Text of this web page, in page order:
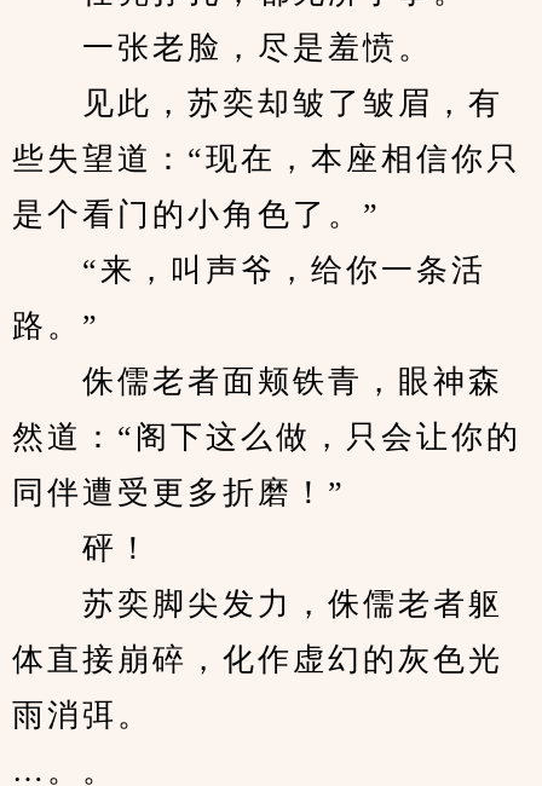
一张老脸，尽是羞愤。
见此，苏奕却皱了皱眉，有
些失望道：“现在，本座相信你只
是个看门的小角色了。”
“来，叫声爷，给你一条活
路。”
侏儒老者面颊铁青，眼神森
然道：“阁下这么做，只会让你的
同伴遭受更多折磨！”
砰！
苏奕脚尖发力，侏儒老者躯
体直接崩碎，化作虚幻的灰色光
雨消弭。
…。。